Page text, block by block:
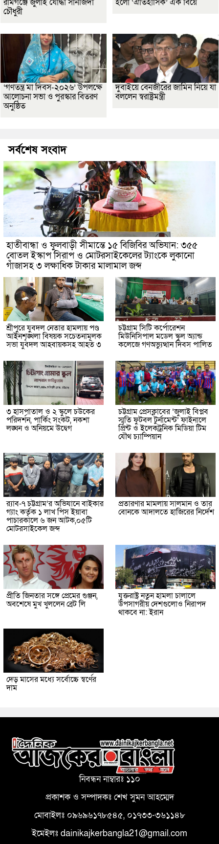
চৌধুরী
‘গণতন্ত্র মা দিবস-২০২৬’ উপলক্ষে
আলোচনা সভা ও পুরস্কার বিতরণ
অনুষ্ঠিত
দুবাইয়ে বেনজীরের জামিন নিয়ে যা
বললেন স্বরাষ্ট্রমন্ত্রী
সর্বশেষ সংবাদ
হাতীবান্ধা ও ফুলবাড়ী সীমান্তে ১৫ বিজিবির অভিযান: ৩৫৫
বোতল ইস্কাপ সিরাপ ও মোটরসাইকেলের ট্যাংকে লুকানো
গাঁজাসহ ৩ লক্ষাধিক টাকার মালামাল জব্দ
শ্রীপুরে যুবদল নেতার হামলায় পণ্ড
আইনশৃঙ্খলা বিষয়ক সচেতনামূলক
সভা যুবদল আহবায়কসহ আহত ৩
চট্টগ্রাম সিটি কর্পোরেশন
মিউনিসিপাল মডেল স্কুল অ্যান্ড
কলেজে গণঅভ্যুত্থান দিবস পালিত
৩ হাসপাতাল ও ২ স্কুলে চউকের
পরিদর্শন, পার্কিং সংকট, নকশা
লঙ্ঘন ও অনিয়মে উদ্বেগ
চট্টগ্রাম প্রেসক্লাবের ‘জুলাই বিপ্লব
স্মৃতি ফুটবল টুর্নামেন্ট’ ফাইনালে
প্রিন্ট ও ইলেকট্রনিক মিডিয়া টিম
যৌথ চ্যাম্পিয়ান
র‌্যাব-৭ চট্টগ্রাম’র অভিযানে বাইকার
গ্যাং কর্তৃক ১ লাখ পিস ইয়াবা
পাচারকালে ৬ জন আটক,০৫টি
মোটরসাইকেল জব্দ
প্রতারণার মামলায় সালমান ও তার
বোনকে আদালতে হাজিরের নির্দেশ
প্রীতি জিনতার সঙ্গে প্রেমের গুঞ্জন,
অবশেষে মুখ খুললেন ব্রেট লি
যুক্তরাষ্ট্র নতুন হামলা চালালে
উপসাগরীয় দেশগুলোও নিরাপদ
থাকবে না: ইরান
দেড় মাসের মধ্যে সর্বোচ্চে স্বর্ণের
দাম
নিবন্ধন নাম্বারঃ ১১০
প্রকাশক ও সম্পাদকঃ শেখ সুমন আহম্মেদ
মোবাইলঃ ০৯৬৯৬১৭৮৫৪৫, ০১৭৩৩-৩৬১১৪৮
ইমেইলঃ dainikajkerbangla21@gmail.com